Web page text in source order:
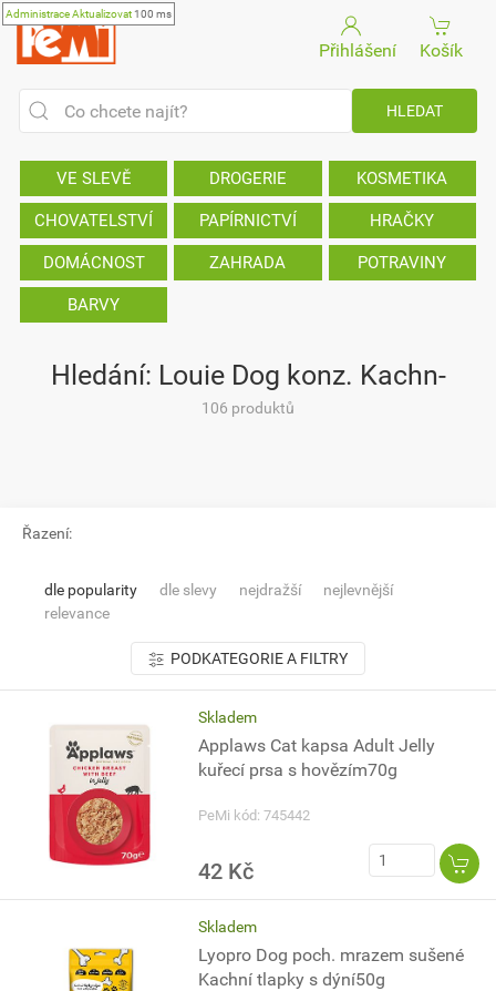
AdministraceAktualizovat100 ms
Přihlášení Košík
VE SLEVĚ DROGERIE KOSMETIKA
CHOVATELSTVÍ PAPÍRNICTVÍ HRAČKY
DOMÁCNOST ZAHRADA POTRAVINY
BARVY
Hledání: Louie Dog konz. Kachn-
106 produktů
Řazení:
dle popularity dle slevy nejdražší
nejlevnější
relevance
PODKATEGORIE A FILTRY
Skladem
Applaws Cat kapsa Adult Jelly
kuřecí prsa s hovězím70g
PeMi kód: 745442
42 Kč
Skladem
Lyopro Dog poch. mrazem sušené
Kachní tlapky s dýní50g